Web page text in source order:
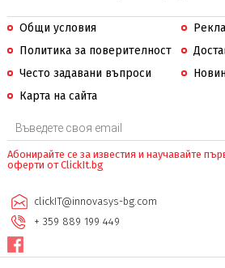
Общи условия
Политика за поверителност
Често задавани въпроси
Карта на сайта
Абонирайте се за известия и научавайте
оферти от ClickIt.bg
clickIT@innovasys-bg.com
+ 359 889 199 449